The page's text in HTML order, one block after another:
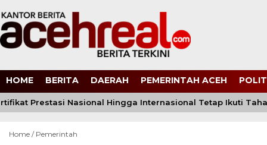
HOME BERITA DAERAH PEMERINTAH ACEH
Prestasi Nasional Hingga Internasional Tetap Ikuti
Home / Pemerintah